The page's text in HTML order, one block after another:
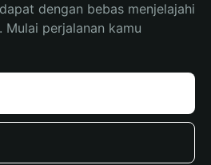
dengan bebas menjelajahi
perjalanan kamu